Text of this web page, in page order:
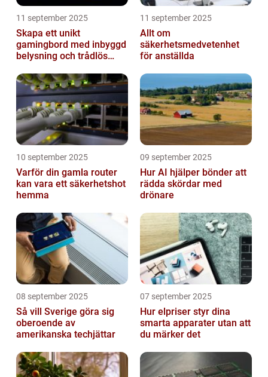
11 september 2025
Skapa ett unikt
gamingbord med inbyggd
belysning och trådlös
11 september 2025
Allt om
säkerhetsmedvetenhet
för anställda
10 september 2025
Varför din gamla router
kan vara ett säkerhetshot
hemma
09 september 2025
Hur AI hjälper bönder att
rädda skördar med
drönare
08 september 2025
Så vill Sverige göra sig
oberoende av
amerikanska techjättar
07 september 2025
Hur elpriser styr dina
smarta apparater utan att
du märker det